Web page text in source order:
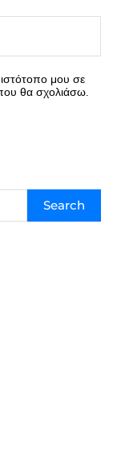
μου σε
θα σχολιάσω.
Search